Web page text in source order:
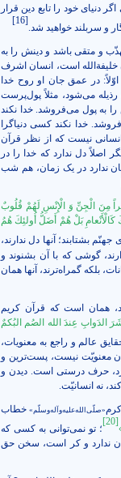
دنیای خود را تابع دین قرار
و سربلند خواهید شد.
[16]
و متقی باشد و دینش را به
خلیفة‌الله است، انسان اشرف
در عمق جان او روح خدا
می‌شود، مثلاً پول‌پرست
به پول می‌فروشد. خدا نکند
خدا نکند کسی دنیاگرا
نیست که از نظر قرآن
اصلاً دل ندارد که خدا را در
ندارد در یک زمان، هم شب
مِنَ الْجِنِّ وَ الْإِنْسِ لَهُمْ قُلُوبٌ
كَالْأَنْعامِ بَلْ هُمْ أَضَلُّ أُولئِكَ هُمُ
بشتابند؛ آنها دل ندارند،
گوشی که با آن بشنوند و
بلکه گمراه‌ترند، آنها همان
همان است که قرآن کریم
الدَوابِ عِندَ الله الصُم البُکمٌ
عالم و راجع به معنویات،
معنویّت نیست، پست‌ترین و
حرف درستی است. دیدن و
نه انسانیّت.
«صلّی‌الله‌علیه‌وآله‌وسلّم» خطاب
[20]
؛ تو نمی‌توانی به کسی که
ندارد و کر است، سخن حق